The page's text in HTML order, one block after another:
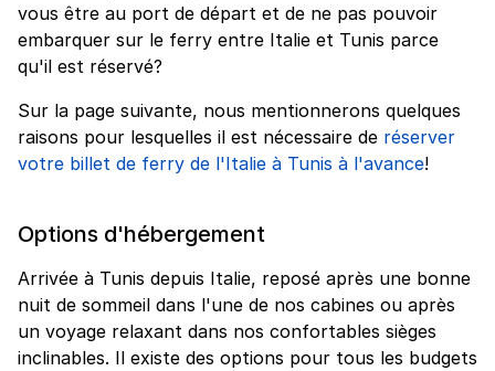
vous être au port de départ et de ne pas pouvoir
embarquer sur le ferry entre Italie et Tunis parce
qu'il est réservé?
Sur la page suivante, nous mentionnerons quelques
raisons pour lesquelles il est nécessaire de réserver
votre billet de ferry de l'Italie à Tunis à l'avance!
Options d'hébergement
Arrivée à Tunis depuis Italie, reposé après une bonne
nuit de sommeil dans l'une de nos cabines ou après
un voyage relaxant dans nos confortables sièges
inclinables. Il existe des options pour tous les budgets